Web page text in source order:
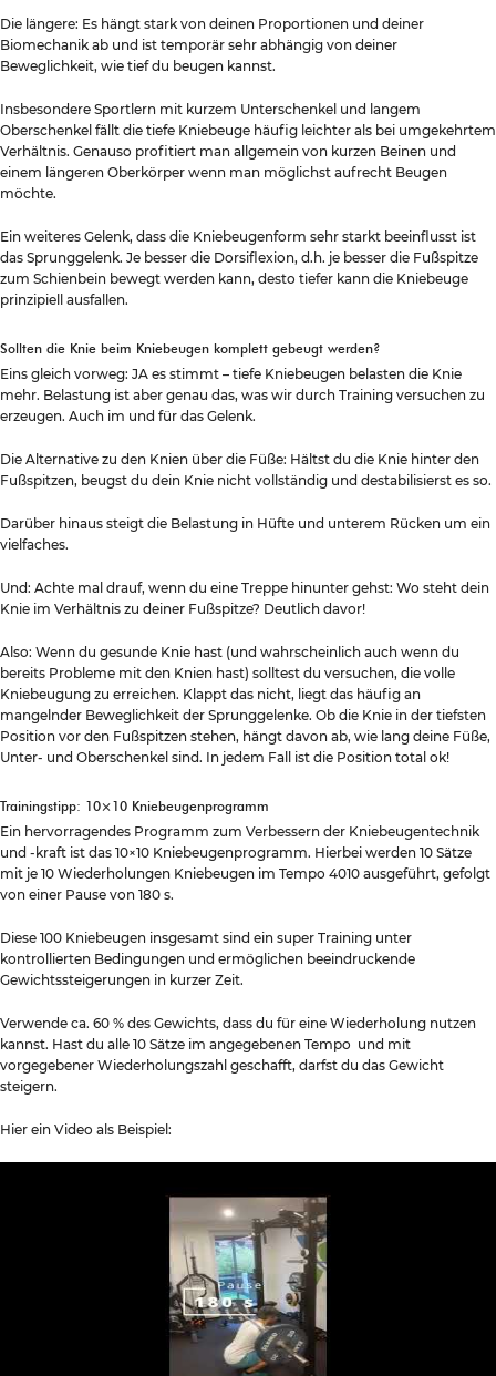
Die längere: Es hängt stark von deinen Proportionen und deiner
Biomechanik ab und ist temporär sehr abhängig von deiner
Beweglichkeit, wie tief du beugen kannst.
Insbesondere Sportlern mit kurzem Unterschenkel und langem
Oberschenkel fällt die tiefe Kniebeuge häufig leichter als bei umgekehrtem
Verhältnis. Genauso profitiert man allgemein von kurzen Beinen und
einem längeren Oberkörper wenn man möglichst aufrecht Beugen
möchte.
Ein weiteres Gelenk, dass die Kniebeugenform sehr starkt beeinflusst ist
das Sprunggelenk. Je besser die Dorsiflexion, d.h. je besser die Fußspitze
zum Schienbein bewegt werden kann, desto tiefer kann die Kniebeuge
prinzipiell ausfallen.
Sollten die Knie beim Kniebeugen komplett gebeugt werden?
Eins gleich vorweg: JA es stimmt – tiefe Kniebeugen belasten die Knie
mehr. Belastung ist aber genau das, was wir durch Training versuchen zu
erzeugen. Auch im und für das Gelenk.
Die Alternative zu den Knien über die Füße: Hältst du die Knie hinter den
Fußspitzen, beugst du dein Knie nicht vollständig und destabilisierst es so.
Darüber hinaus steigt die Belastung in Hüfte und unterem Rücken um ein
vielfaches.
Und: Achte mal drauf, wenn du eine Treppe hinunter gehst: Wo steht dein
Knie im Verhältnis zu deiner Fußspitze? Deutlich davor!
Also: Wenn du gesunde Knie hast (und wahrscheinlich auch wenn du
bereits Probleme mit den Knien hast) solltest du versuchen, die volle
Kniebeugung zu erreichen. Klappt das nicht, liegt das häufig an
mangelnder Beweglichkeit der Sprunggelenke. Ob die Knie in der tiefsten
Position vor den Fußspitzen stehen, hängt davon ab, wie lang deine Füße,
Unter- und Oberschenkel sind. In jedem Fall ist die Position total ok!
Trainingstipp: 10×10 Kniebeugenprogramm
Ein hervorragendes Programm zum Verbessern der Kniebeugentechnik
und -kraft ist das 10×10 Kniebeugenprogramm. Hierbei werden 10 Sätze
mit je 10 Wiederholungen Kniebeugen im Tempo 4010 ausgeführt, gefolgt
von einer Pause von 180 s.
Diese 100 Kniebeugen insgesamt sind ein super Training unter
kontrollierten Bedingungen und ermöglichen beeindruckende
Gewichtssteigerungen in kurzer Zeit.
Verwende ca. 60 % des Gewichts, dass du für eine Wiederholung nutzen
kannst. Hast du alle 10 Sätze im angegebenen Tempo und mit
vorgegebener Wiederholungszahl geschafft, darfst du das Gewicht
steigern.
Hier ein Video als Beispiel: